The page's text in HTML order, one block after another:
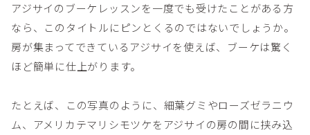
アジサイのブーケレッスンを一度でも受けたことがある方
なら、このタイトルにピンとくるのではないでしょうか。
房が集まってできているアジサイを使えば、ブーケは驚く
ほど簡単に仕上がります。
たとえば、この写真のように、細葉グミやローズゼラニウ
ム、アメリカテマリシモツケをアジサイの房の間に挟み込